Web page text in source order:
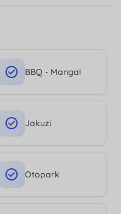
BBQ - Mangal
Jakuzi
Otopark